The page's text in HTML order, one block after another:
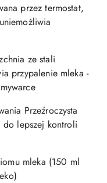
przez termostat,
ze stali
przypalenie mleka -
Przeźroczysta
do lepszej kontroli
mleka (150 ml